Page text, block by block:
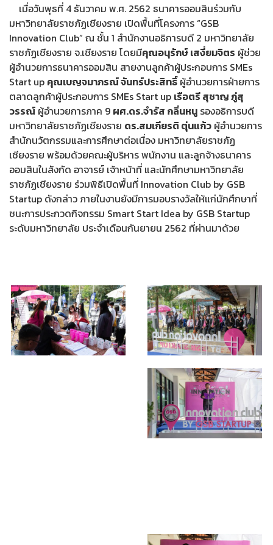
เมื่อวันพุธที่ 4 ธันวาคม พ.ศ. 2562 ธนาคารออมสินร่วมกับ
มหาวิทยาลัยราชภัฏเชียงราย เปิดพื้นที่โครงการ “GSB
Innovation Club” ณ ชั้น 1 สำนักงานอธิการบดี 2 มหาวิทยาลัย
ราชภัฏเชียงราย จ.เชียงราย โดยมีคุณอนุรักษ์ เสงี่ยมจิตร ผู้ช่วย
ผู้อำนวยการธนาคารออมสิน สายงานลูกค้าผู้ประกอบการ SMEs
Start up คุณเบญจมาภรณ์ จันทร์ประสิทธิ์ผู้อำนวยการฝ่ายการ
ตลาดลูกค้าผู้ประกอบการ SMEs Start up เรือตรี สุชาญ ภู่สุ
วรรณ์ ผู้อำนวยการภาค 9 ผศ.ดร.จำรัส กลิ่นหนู รองอธิการบดี
มหาวิทยาลัยราชภัฏเชียงราย ดร.สมเกียรติ ตุ่นแก้ว ผู้อำนวยการ
สำนักนวัตกรรมและการศึกษาต่อเนื่อง มหาวิทยาลัยราชภัฏ
เชียงราย พร้อมด้วยคณะผู้บริหาร พนักงาน และลูกจ้างธนาคาร
ออมสินในสังกัด อาจารย์ เจ้าหน้าที่ และนักศึกษามหาวิทยาลัย
ราชภัฏเชียงราย ร่วมพิธีเปิดพื้นที่ Innovation Club by GSB
Startup ดังกล่าว ภายในงานยังมีการมอบรางวัลให้แก่นักศึกษาที่
ชนะการประกวดกิจกรรม Smart Start Idea by GSB Startup
ระดับมหาวิทยาลัย ประจำเดือนกันยายน 2562 ที่ผ่านมาด้วย